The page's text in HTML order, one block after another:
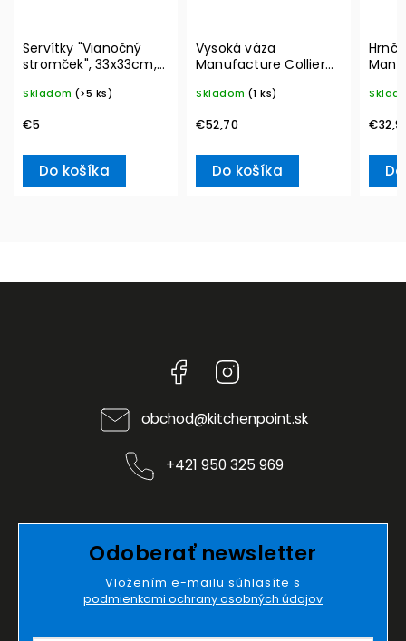
Servítky "Vianočný
stromček", 33x33cm,
L– Villeroy & Boch
Skladom (>5 ks)
€5
Do košíka
Vysoká váza
Manufacture Collier
& Boch
Skladom (1 ks)
€52,70
Do košíka
Boch
Facebook
obchod@kitchenpoint.sk
+421 950 325 969
Odoberať newsletter
Vložením e-mailu súhlasíte s
podmienkami ochrany osobných údajov